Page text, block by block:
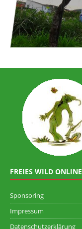
FREIES WILD ONLINE
Sponsoring
Impressum
Datenschutzerklärung